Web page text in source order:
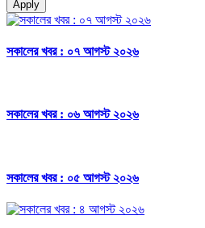
Apply
সকালের খবর : ০৭ আগস্ট ২০২৬
সকালের খবর : ০৬ আগস্ট ২০২৬
সকালের খবর : ০৫ আগস্ট ২০২৬